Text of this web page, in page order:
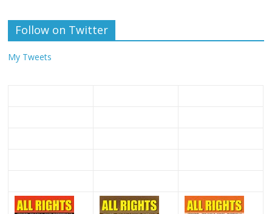
Follow on Twitter
My Tweets